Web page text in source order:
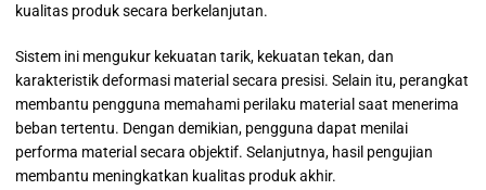
kualitas produk secara berkelanjutan.
Sistem ini mengukur kekuatan tarik, kekuatan tekan, dan
karakteristik deformasi material secara presisi. Selain itu, perangkat
membantu pengguna memahami perilaku material saat menerima
beban tertentu. Dengan demikian, pengguna dapat menilai
performa material secara objektif. Selanjutnya, hasil pengujian
membantu meningkatkan kualitas produk akhir.